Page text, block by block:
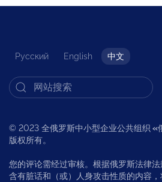
Русский English 中文
© 2023 全俄罗斯中小型企业公共组织 «
版权所有。
您的评论需经过审核。根据俄罗斯法律
含有脏话和（或）人身攻击性质的内容